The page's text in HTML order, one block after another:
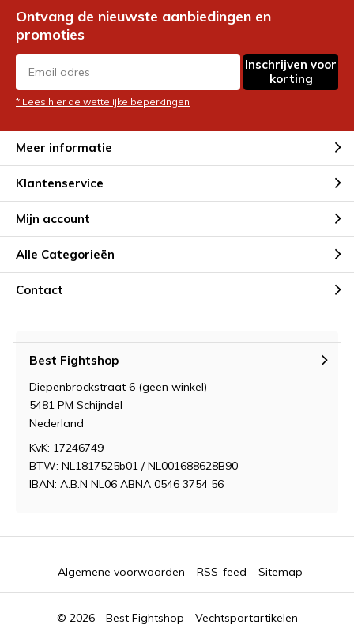
Ontvang de nieuwste aanbiedingen en
promoties
Inschrijven voor
korting
* Lees hier de wettelijke beperkingen
Meer informatie
Klantenservice
Mijn account
Alle Categorieën
Contact
Best Fightshop
Diepenbrockstraat 6 (geen winkel)
5481 PM Schijndel
Nederland
KvK: 17246749
BTW: NL1817525b01 / NL001688628B90
IBAN: A.B.N NL06 ABNA 0546 3754 56
© 2026 - Best Fightshop - Vechtsportartikelen
Algemene voorwaarden RSS-feed Sitemap